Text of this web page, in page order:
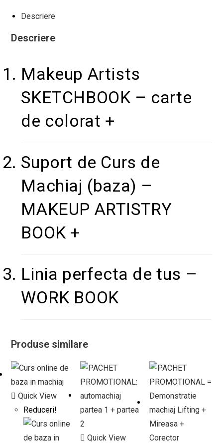
Descriere
Descriere
Makeup Artists
SKETCHBOOK – carte
de colorat +
Suport de Curs de
Machiaj (baza) –
MAKEUP ARTISTRY
BOOK +
Linia perfecta de tus –
WORK BOOK
Produse similare
Quick View
Reduceri!
Quick View